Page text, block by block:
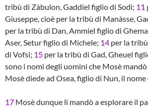
tribù di Zàbulon, Gaddiel figlio di Sodi; 11
Giuseppe, cioè per la tribù di Manàsse,
per la tribù di Dan, Ammiel figlio di
Aser, Setur figlio di Michele; 14 per la
di Vofsi; 15 per la tribù di Gad, Gheuel
sono i nomi degli uomini che Mosè
Mosè diede ad Osea, figlio di Nun, il nome
17 Mosè dunque li mandò a esplorare il